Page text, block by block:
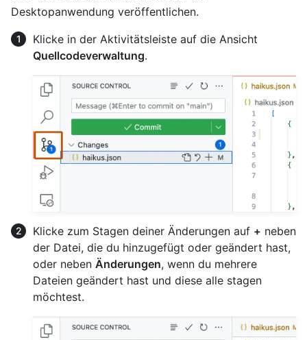
Desktopanwendung veröffentlichen.
Klicke in der Aktivitätsleiste auf die Ansicht
Quellcodeverwaltung.
Klicke zum Stagen deiner Änderungen auf + neben
der Datei, die du hinzugefügt oder geändert hast,
oder neben Änderungen, wenn du mehrere
Dateien geändert hast und diese alle stagen
möchtest.